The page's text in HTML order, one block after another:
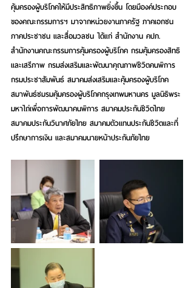
คุ้มครองผู้บริโภคให้มีประสิทธิภาพยิ่งขึ้น โดยมีองค์ประกอบ
ของคณะกรรมการฯ มาจากหน่วยงานภาครัฐ ภาคเอกชน
ภาคประชาชน และสื่อมวลชน ได้แก่ สำนักงาน คปภ.
สำนักงานคณะกรรมการคุ้มครองผู้บริโภค กรมคุ้มครองสิทธิ
และเสรีภาพ กรมส่งเสริมและพัฒนาคุณภาพชีวิตคนพิการ
กรมประชาสัมพันธ์ สมาคมส่งเสริมและคุ้มครองผู้บริโภค
สมาพันธ์ชมรมคุ้มครองผู้บริโภคกรุงเทพมหานคร มูลนิธิพระ
มหาไถ่เพื่อการพัฒนาคนพิการ สมาคมประกันชีวิตไทย
สมาคมประกันวินาศภัยไทย สมาคมตัวแทนประกันชีวิตและที่
ปรึกษาการเงิน และสมาคมนายหน้าประกันภัยไทย